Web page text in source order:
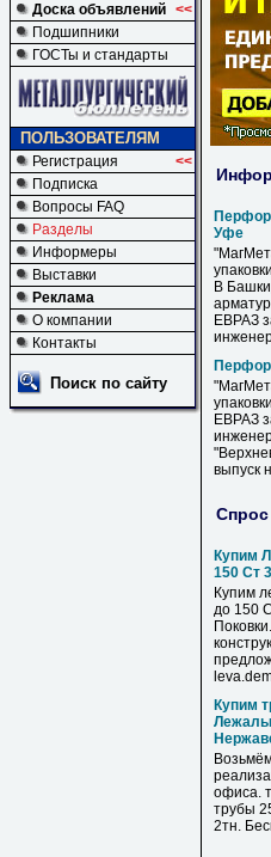
Доска объявлений <<
Подшипники
ГОСТы и стандарты
ПОЛЬЗОВАТЕЛЯМ
Регистрация
<<
Подписка
Вопросы FAQ
Разделы
Информеры
Выставки
Реклама
О компании
Контакты
Поиск по сайту
Уфе
В
ЕВРАЗ
ЕВРАЗ
выпуск
Купим
150 Ст
Купим
до 150
Купим
офиса.
трубы
2тн.